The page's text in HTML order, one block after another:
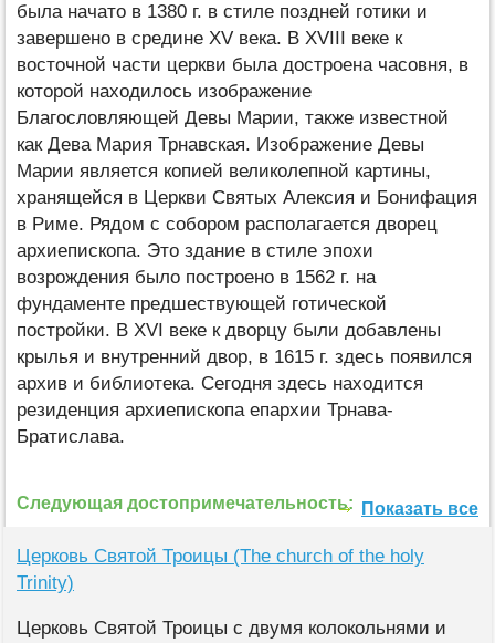
была начато в 1380 г. в стиле поздней готики и
завершено в средине XV века. В XVIII веке к
восточной части церкви была достроена часовня, в
которой находилось изображение
Благословляющей Девы Марии, также известной
как Дева Мария Трнавская. Изображение Девы
Марии является копией великолепной картины,
хранящейся в Церкви Святых Алексия и Бонифация
в Риме. Рядом с собором располагается дворец
архиепископа. Это здание в стиле эпохи
возрождения было построено в 1562 г. на
фундаменте предшествующей готической
постройки. В XVI веке к дворцу были добавлены
крылья и внутренний двор, в 1615 г. здесь появился
архив и библиотека. Сегодня здесь находится
резиденция архиепископа епархии Трнава-
Братислава.
Следующая достопримечательность: Показать все
Церковь Святой Троицы (The church of the holy
Trinity)
Церковь Святой Троицы с двумя колокольнями и